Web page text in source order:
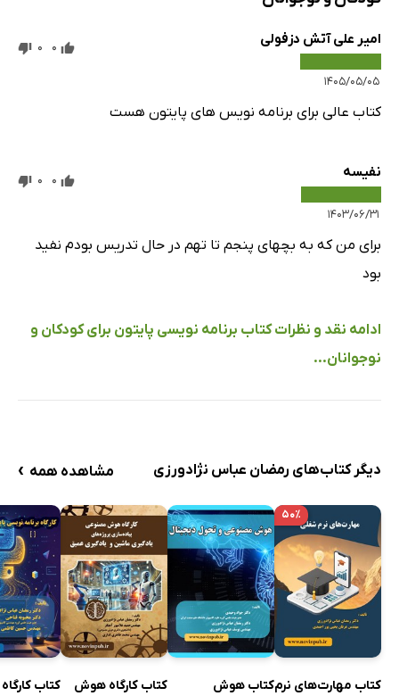
امیر علی آتش دزفولی
۱۴۰۵/۰۵/۰۵
0
0
کتاب عالی برای برنامه نویس های پایتون هست
نفیسه
۱۴۰۳/۰۶/۳۱
0
0
برای من که به بچهای پنجم تا تهم در حال تدریس بودم نفید
بود
ادامه نقد و نظرات کتاب برنامه‌ نویسی پایتون برای کودکان و
نوجوانان...
دیگر کتاب‌های رمضان عباس نژادورزی مشاهده همه ›
۵۰٪
کتاب مهارت‌های نرمکتاب هوش
کتاب کارگاه هوش
کتاب